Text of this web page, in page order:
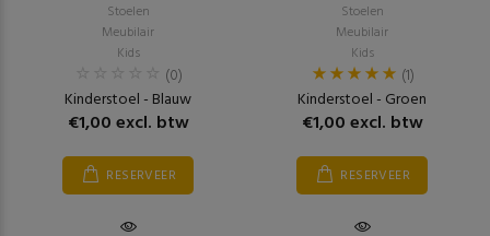
Stoelen
Meubilair
Kids
(0)
Kinderstoel - Blauw
€1,00 excl. btw
RESERVEER
Stoelen
Meubilair
Kids
(1)
Kinderstoel - Groen
€1,00 excl. btw
RESERVEER